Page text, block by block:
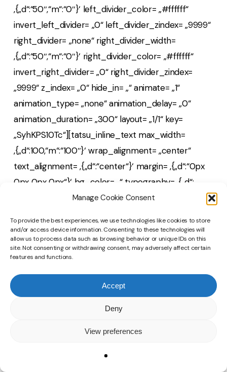
Manage Cookie Consent
To provide the best experiences, we use technologies like cookies to store
and/or access device information. Consenting to these technologies will
allow us to process data such as browsing behavior or unique IDs on this
site. Not consenting or withdrawing consent, may adversely affect certain
features and functions.
Accept
Deny
View preferences
‚{„d“:“50″,“m“:“0″}‘ left_divider_color= „#ffffff“
invert_left_divider= „0“ left_divider_zindex= „9999“
right_divider= „none“ right_divider_width=
‚{„d“:“50″,“m“:“0″}‘ right_divider_color= „#ffffff“
invert_right_divider= „0“ right_divider_zindex=
„9999“ z_index= „0“ hide_in= „“ animate= „1“
animation_type= „none“ animation_delay= „0“
animation_duration= „300“ layout= „1/1“ key=
„SyhKPS10Tc“][tatsu_inline_text max_width=
‚{„d“:100,“m“:“100″}‘ wrap_alignment= „center“
text_alignment= ‚{„d“:“center“}‘ margin= ‚{„d“:“0px
0px 0px 0px“}‘ bg_color= „“ typography= ‚{„d“:
{„font-family“:““,“font-variant“:““,“text-
height“:““,“letter-spacing“:““},“m“:{„font-
family“:““,“font-variant“:““,“text-
transform“:“none“,“font-size“:“36px“,“line-
height“:““,“letter-spacing“:““}}‘ box_shadow= „0px
0px 0px 0px rgba(0,0,0,0)“ padding= ‚{„d“:“0px 0px
0px 0px“}‘ border_style=
‚{„d“:“0px 0px 0px 0px“}‘ border_color= „“
border_radius= „0px“ hide_in= „“ css_id= „“